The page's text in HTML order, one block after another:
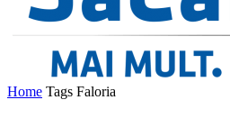
Home Tags Faloria